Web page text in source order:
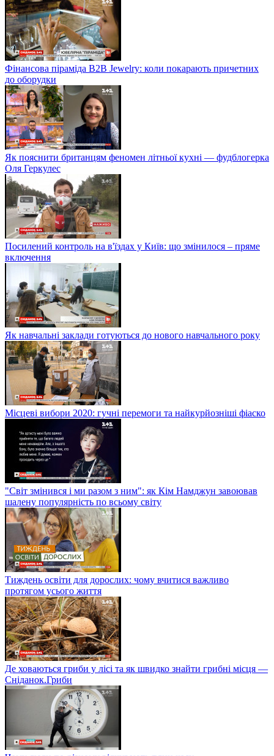
Фінансова піраміда B2B Jewelry: коли покарають причетних
до оборудки
Як пояснити британцям феномен літньої кухні — фудблогерка
Оля Геркулес
Посилений контроль на в'їздах у Київ: що змінилося – пряме
включення
Як навчальні заклади готуються до нового навчального року
Місцеві вибори 2020: гучні перемоги та найкурйозніші фіаско
"Світ змінився і ми разом з ним": як Кім Намджун завоював
шалену популярність по всьому світу
Тиждень освіти для дорослих: чому вчитися важливо
протягом усього життя
Де ховаються гриби у лісі та як швидко знайти грибні місця —
Сніданок.Гриби